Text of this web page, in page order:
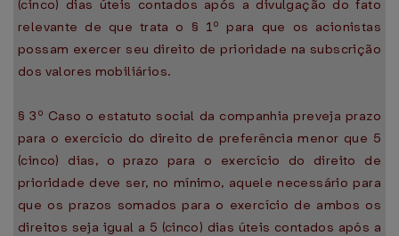
(cinco) dias úteis contados após a divulgação do fato
relevante de que trata o § 1º para que os acionistas
possam exercer seu direito de prioridade na subscrição
dos valores mobiliários.
§ 3º Caso o estatuto social da companhia preveja prazo
para o exercício do direito de preferência menor que 5
(cinco) dias, o prazo para o exercício do direito de
prioridade deve ser, no mínimo, aquele necessário para
que os prazos somados para o exercício de ambos os
direitos seja igual a 5 (cinco) dias úteis contados após a